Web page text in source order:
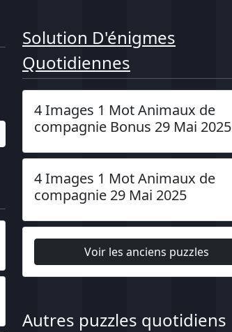
Solution D'énigmes
Quotidiennes
4 Images 1 Mot Animaux de
compagnie Bonus 29 Mai 2025
4 Images 1 Mot Animaux de
compagnie 29 Mai 2025
Voir les anciens puzzles
Autres puzzles quotidiens